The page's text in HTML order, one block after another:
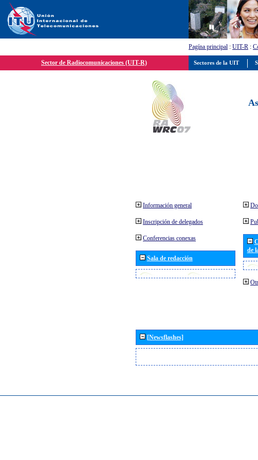
Pagína principal : UIT-R :
Sector de Radiocomunicaciones (UIT-R)
Información general
Inscripción de delegados
Conferencias conexas
Sala de redacción
de
[Newsflashes]
Sectores de la UIT